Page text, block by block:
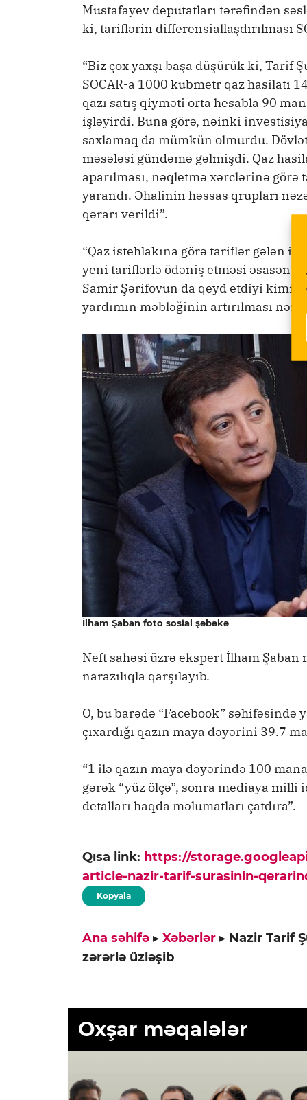
Mustafayev deputatları tərəfindən
ki, tariflərin differensiallaşdırılması
“Biz çox yaxşı başa düşürük ki, Tarif
SOCAR-a 1000 kubmetr qaz hasilatı
qazı satış qiyməti orta hesabla 90
işləyirdi. Buna görə, nəinki
saxlamaq da mümkün olmurdu.
məsələsi gündəmə gəlmişdi. Qaz
aparılması, nəqletmə xərclərinə
yarandı. Əhalinin həssas qrupları
qərarı verildi”.
“Qaz istehlakına görə tariflər gələn
yeni tariflərlə ödəniş etməsi əsasən
Samir Şərifovun da qeyd etdiyi kimi,
yardımın məbləğinin artırılması
İlham Şaban foto sosial şəbəkə
Neft sahəsi üzrə ekspert İlham
narazılıqla qarşılayıb.
O, bu barədə “Facebook” səhifəsində
çıxardığı qazın maya dəyərini 39.7
“1 ilə qazın maya dəyərində 100
gərək “yüz ölçə”, sonra mediaya milli
detalları haqda məlumatları çatdıra”.
Qısa link: https://
article-nazir-tarif-surasinin-
Kopyala
Ana səhifə ▸ Xəbərlər ▸ Nazir Tarif
zərərlə üzləşib
Oxşar məqalələr